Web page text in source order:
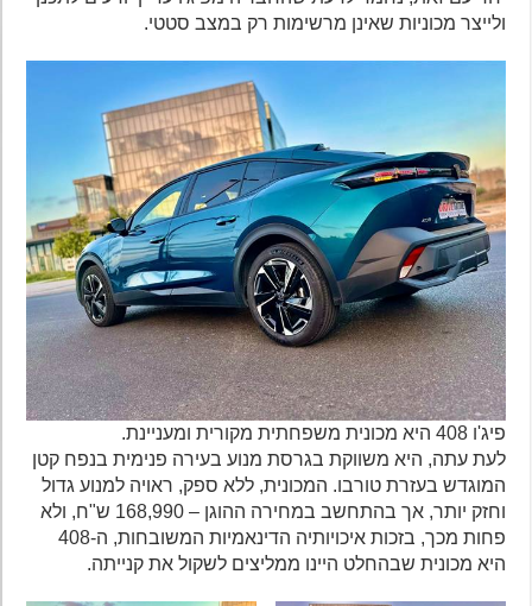
ולייצר מכוניות שאינן מרשימות רק במצב סטטי.
פיג'ו 408 היא מכונית משפחתית מקורית ומעניינת.
לעת עתה, היא משווקת בגרסת מנוע בעירה פנימית בנפח קטן
המוגדש בעזרת טורבו. המכונית, ללא ספק, ראויה למנוע גדול
וחזק יותר, אך בהתחשב במחירה ההוגן – 168,990 ש"ח, ולא
פחות מכך, בזכות איכויותיה הדינאמיות המשובחות, ה-408
היא מכונית שבהחלט היינו ממליצים לשקול את קנייתה.